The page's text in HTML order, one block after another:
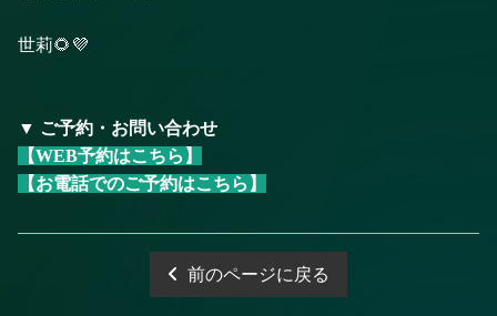
世莉🌻💜
▼ ご予約・お問い合わせ
【WEB予約はこちら】
【お電話でのご予約はこちら】
前のページに戻る